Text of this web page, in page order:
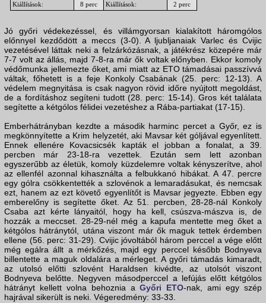
Kiállítások:
8 perc Kiállítások: 2 perc
Jó győri védekezéssel, és villámgyorsan kialakított háromgólos
előnnyel kezdődött a meccs (3-0). A ljubljanaiak Varlec és Cvijic
vezetésével láttak neki a felzárkózásnak, a játékrész közepére már
7-7 volt az állás, majd 7-8-ra már ők voltak előnyben. Ekkor komoly
védőmunka jellemezte őket, ami miatt az ETO támadásai passzívvá
váltak, főhetett is a feje Konkoly Csabának (25. perc: 12-13). A
védelem megnyitása is csak nagyon rövid időre nyújtott megoldást,
de a fordításhoz segíteni tudott (28. perc: 15-14). Gros két találata
segítette a kétgólos félidei vezetéshez a Rába-partiakat (17-15).
Emberhátrányban kezdte a második harminc percet a Győr, ez is
megkönnyítette a Krim helyzetét, aki Mavsar két góljával egyenlített.
Ennek ellenére Kovacsicsék kapták el jobban a fonalat, a 39.
percben már 23-18-ra vezettek. Ezután sem lett azonban
egyszerűbb az életük, komoly küzdelemre voltak kényszerítve, ahol
az ellenfél azonnal kihasználta a felbukkanó hibákat. A 47. percre
egy gólra csökkentették a szlovénok a lemaradásukat, és nemcsak
ezt, hanem az ezt követő egyenlítőt is Mavsar jegyezte. Ebben egy
emberelőny is segítette őket. Az 51. percben, 28-28-nál Konkoly
Csaba azt kérte lányaitól, hogy ha kell, csúszva-mászva is, de
hozzák a meccset. 28-29-nél még a kapufa mentette meg őket a
kétgólos hátránytól, utána viszont már ők maguk tettek érdemben
ellene (56. perc: 31-29). Cvijic jóvoltából három perccel a vége előtt
még egálra állt a mérkőzés, majd egy perccel később Bodnyeva
billentette a maguk oldalára a mérleget. A győri támadás kimaradt,
az utolsó előtti szlovént Haraldsen kivédte, az utolsót viszont
Bodnyeva belőtte. Negyven másodperccel a lefújás előtt kétgólos
hátrányt kellett volna behoznia aGyőri ETO-nak, ami egy szép
hajrával sikerült is neki. Végeredmény: 33-33.